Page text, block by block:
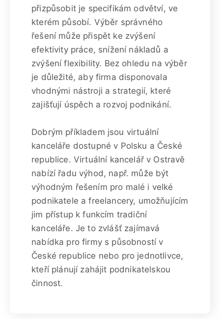
přizpůsobit je specifikám odvětví, ve
kterém působí. Výběr správného
řešení může přispět ke zvýšení
efektivity práce, snížení nákladů a
zvýšení flexibility. Bez ohledu na výběr
je důležité, aby firma disponovala
vhodnými nástroji a strategií, které
zajišťují úspěch a rozvoj podnikání.
Dobrým příkladem jsou virtuální
kanceláře dostupné v Polsku a České
republice. Virtuální kancelář v Ostravě
nabízí řadu výhod, např. může být
výhodným řešením pro malé i velké
podnikatele a freelancery, umožňujícím
jim přístup k funkcím tradiční
kanceláře. Je to zvlášť zajímavá
nabídka pro firmy s působností v
České republice nebo pro jednotlivce,
kteří plánují zahájit podnikatelskou
činnost.